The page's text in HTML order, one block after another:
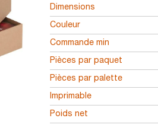
Dimensions
Couleur
Commande min
Pièces par paquet
Pièces par palette
Imprimable
Poids net